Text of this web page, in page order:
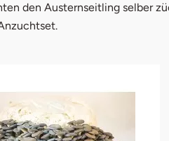
den Austernseitling selber